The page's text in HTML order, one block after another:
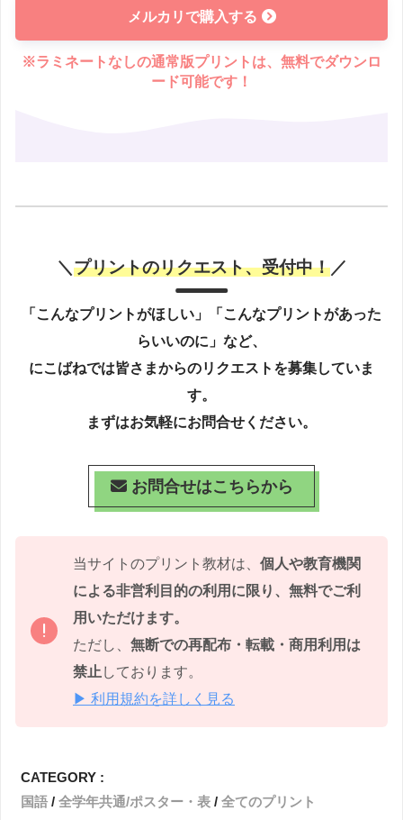
メルカリで購入する
※ラミネートなしの通常版プリントは、無料でダウンロ
ード可能です！
＼プリントのリクエスト、受付中！／
「こんなプリントがほしい」「こんなプリントがあった
らいいのに」など、
にこばねでは皆さまからのリクエストを募集していま
す。
まずはお気軽にお問合せください。
お問合せはこちらから
当サイトのプリント教材は、 個人や教育機関
による非営利目的の利用に限り、無料でご利
用いただけます。
ただし、 無断での再配布・転載・商用利用は
禁止 しております。
▶ 利用規約を詳しく見る
CATEGORY :
国語
全学年共通/ポスター・表 全てのプリント